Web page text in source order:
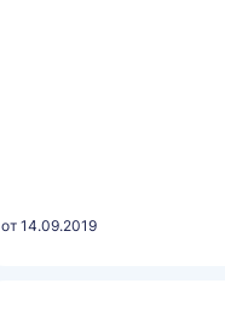
от 14.09.2019